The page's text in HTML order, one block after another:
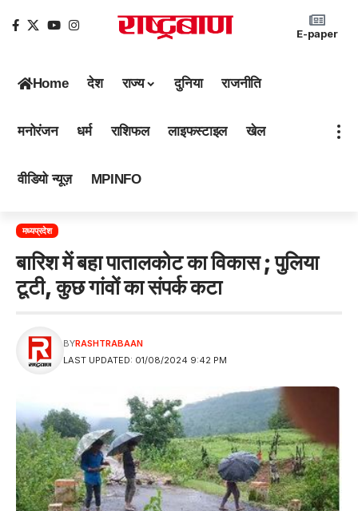
E-paper
Home देश राज्य दुनिया राजनीति
मनोरंजन धर्म राशिफल लाइफस्टाइल खेल
वीडियो न्यूज़ MPINFO
मध्यप्रदेश
बारिश में बहा पातालकोट का विकास ; पुलिया
टूटी, कुछ गांवों का संपर्क कटा
LAST UPDATED: 01/08/2024 9:42 PM
BYRASHTRABAAN